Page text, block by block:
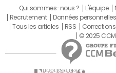
Qui sommes-nous ? L'équipe
Recrutement
Données personnelles
Tous les articles
RSS Corrections
© 2025